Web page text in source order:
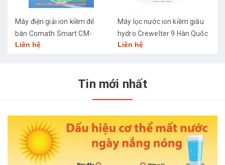
Máy điện giải ion kiềm để
bàn Comath Smart CM-
3668
Liên hệ
Máy lọc nước ion kiềm giàu
hydro Crewelter 9 Hàn Quốc
Liên hệ
Tin mới nhất